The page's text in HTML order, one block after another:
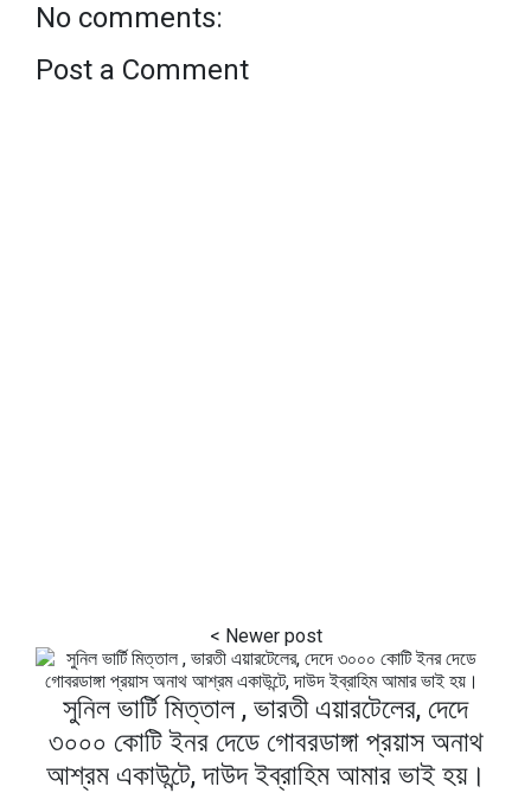
No comments:
Post a Comment
সুনিল ভার্টি মিত্তাল , ভারতী এয়ারটেলের, দেদে
৩০০০ কোটি ইনর দেডে গোবরডাঙ্গা প্রয়াস অনাথ
আশ্রম একাউন্টে, দাউদ ইব্রাহিম আমার ভাই হয়।